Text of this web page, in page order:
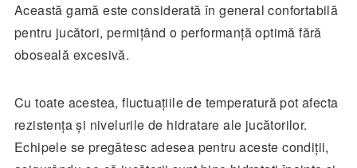
Această gamă este considerată în general confortabilă
pentru jucători, permițând o performanță optimă fără
oboseală excesivă.
Cu toate acestea, fluctuațiile de temperatură pot afecta
rezistența și nivelurile de hidratare ale jucătorilor.
Echipele se pregătesc adesea pentru aceste condiții,